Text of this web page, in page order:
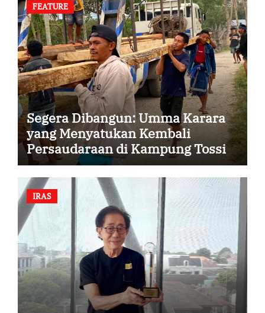
FEATURE
Segera Dibangun: Umma Karara
yang Menyatukan Kembali
Persaudaraan di Kampung Tossi
IRAS